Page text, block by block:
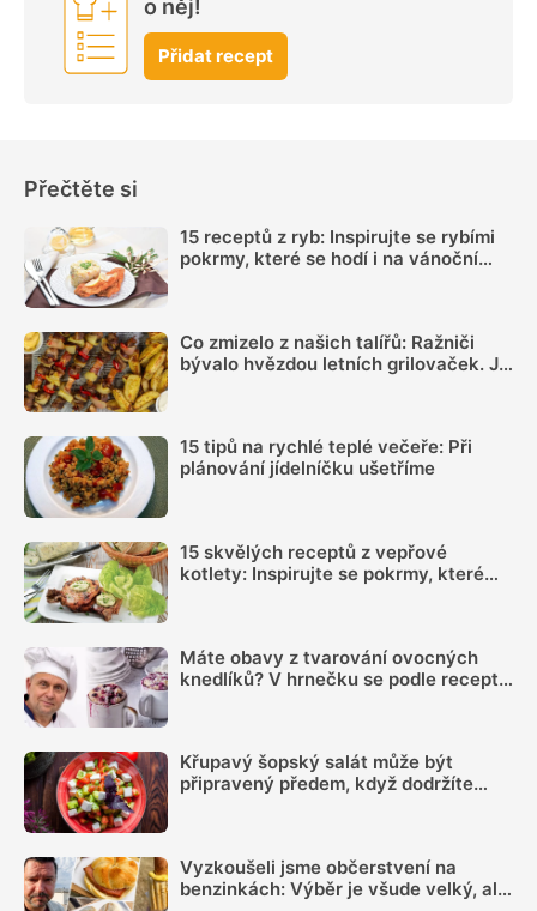
o něj!
Přidat recept
Přečtěte si
15 receptů z ryb: Inspirujte se rybími
pokrmy, které se hodí i na vánoční
Co zmizelo z našich talířů: Ražniči
bývalo hvězdou letních grilovaček. Je
15 tipů na rychlé teplé večeře: Při
plánování jídelníčku ušetříme
15 skvělých receptů z vepřové
kotlety: Inspirujte se pokrmy, které
Máte obavy z tvarování ovocných
knedlíků? V hrnečku se podle receptu
Křupavý šopský salát může být
připravený předem, když dodržíte
Vyzkoušeli jsme občerstvení na
benzinkách: Výběr je všude velký, ale